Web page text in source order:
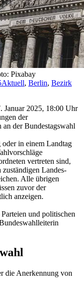
Pixabay
Aktuell, Berlin, Bezirk
Januar 2025, 18:00 Uhr
der
an der Bundestagswahl
in einem Landtag
vertreten sind,
Landes-
Alle übrigen
zuvor der
anzeigen.
und politischen
die Anerkennung von